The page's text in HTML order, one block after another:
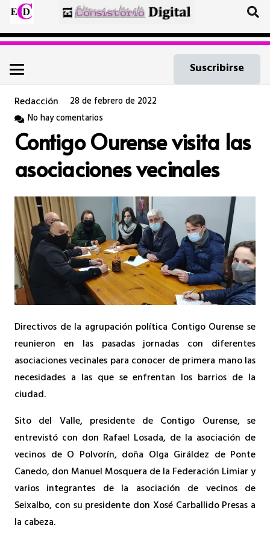
Suscribirse
Redacción
28 de febrero de 2022
No hay comentarios
Contigo Ourense visita las
asociaciones vecinales
Directivos de la agrupación política Contigo Ourense se
reunieron en las pasadas jornadas con diferentes
asociaciones vecinales para conocer de primera mano las
necesidades a las que se enfrentan los barrios de la
ciudad.
Sito del Valle, presidente de Contigo Ourense, se
entrevistó con don Rafael Losada, de la asociación de
vecinos de O Polvorín, doña Olga Giráldez de Ponte
Canedo, don Manuel Mosquera de la Federación Limiar y
varios integrantes de la asociación de vecinos de
Seixalbo, con su presidente don Xosé Carballido Presas a
la cabeza.